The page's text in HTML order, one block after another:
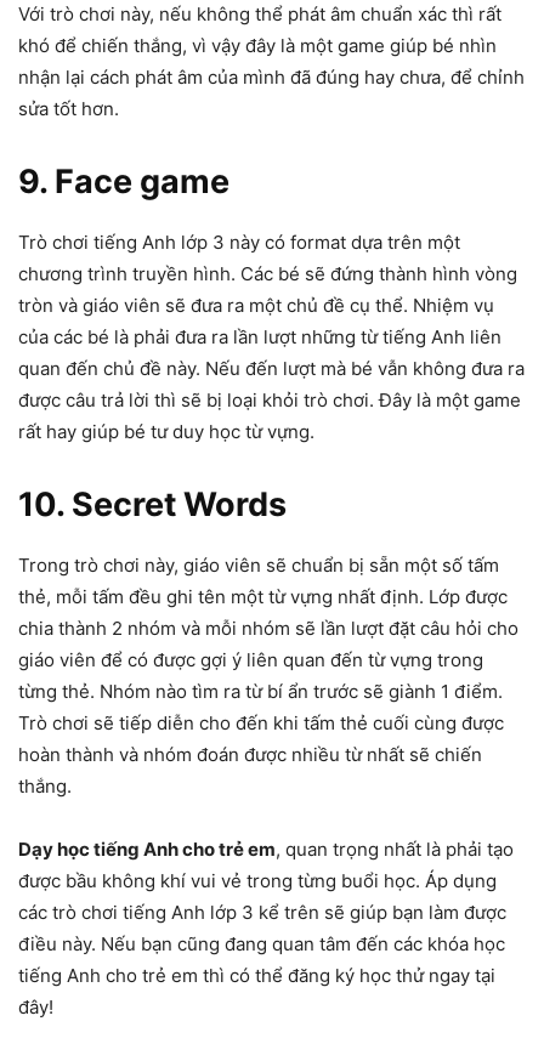
Với trò chơi này, nếu không thể phát âm chuẩn xác thì rất
khó để chiến thắng, vì vậy đây là một game giúp bé nhìn
nhận lại cách phát âm của mình đã đúng hay chưa, để chỉnh
sửa tốt hơn.
9. Face game
Trò chơi tiếng Anh lớp 3 này có format dựa trên một
chương trình truyền hình. Các bé sẽ đứng thành hình vòng
tròn và giáo viên sẽ đưa ra một chủ đề cụ thể. Nhiệm vụ
của các bé là phải đưa ra lần lượt những từ tiếng Anh liên
quan đến chủ đề này. Nếu đến lượt mà bé vẫn không đưa ra
được câu trả lời thì sẽ bị loại khỏi trò chơi. Đây là một game
rất hay giúp bé tư duy học từ vựng.
10. Secret Words
Trong trò chơi này, giáo viên sẽ chuẩn bị sẵn một số tấm
thẻ, mỗi tấm đều ghi tên một từ vựng nhất định. Lớp được
chia thành 2 nhóm và mỗi nhóm sẽ lần lượt đặt câu hỏi cho
giáo viên để có được gợi ý liên quan đến từ vựng trong
từng thẻ. Nhóm nào tìm ra từ bí ẩn trước sẽ giành 1 điểm.
Trò chơi sẽ tiếp diễn cho đến khi tấm thẻ cuối cùng được
hoàn thành và nhóm đoán được nhiều từ nhất sẽ chiến
thắng.
Dạy học tiếng Anh cho trẻ em, quan trọng nhất là phải tạo
được bầu không khí vui vẻ trong từng buổi học. Áp dụng
các trò chơi tiếng Anh lớp 3 kể trên sẽ giúp bạn làm được
điều này. Nếu bạn cũng đang quan tâm đến các khóa học
tiếng Anh cho trẻ em thì có thể đăng ký học thử ngay tại
đây!